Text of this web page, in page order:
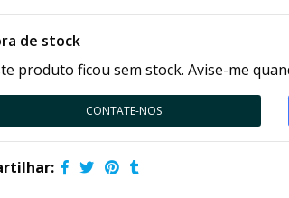
de stock
produto ficou sem stock. Avise-me
CONTATE-NOS